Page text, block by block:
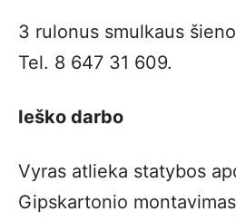
3 rulonus smulkaus
Tel. 8 647 31 609.
Ieško darbo
Vyras atlieka statybos
Gipskartonio